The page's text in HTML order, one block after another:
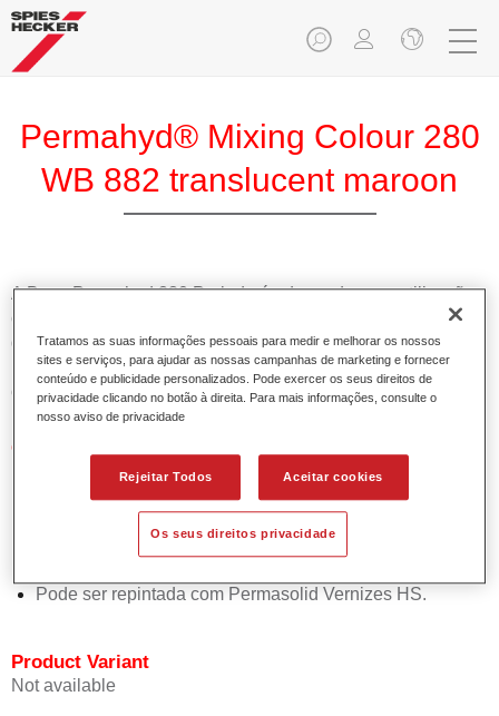
Permahyd® Mixing Colour 280
WB 882 translucent maroon
A Base Permahyd 280 Perlado é adequada para utilização
com Permahyd Base Bicamada Nacarada 285, um sistema
de base bicamada aquosa de alta qualidade. Está baseada
numa tecnologia especial de dispersão de poliuretano para
cores sólidas e de efeitos.
Características do produto
Permite uma aplicação simples e rápida numa operação
de 1.5 demãos.
Oferece boa estabilidade vertical.
Pode ser repintada com Permasolid Vernizes HS.
Product Variant
Not available
Tratamos as suas informações pessoais para medir e melhorar os nossos
sites e serviços, para ajudar as nossas campanhas de marketing e fornecer
conteúdo e publicidade personalizados. Pode exercer os seus direitos de
privacidade clicando no botão à direita. Para mais informações, consulte o
nosso aviso de privacidade
Rejeitar Todos Aceitar cookies
Os seus direitos privacidade